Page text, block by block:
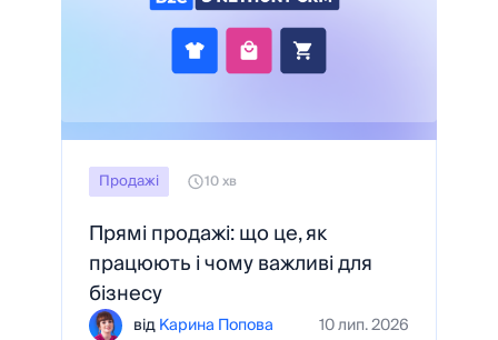
Продажі 10 хв
Прямі продажі: що це, як
працюють і чому важливі для
бізнесу
відКарина Попова 10 лип. 2026